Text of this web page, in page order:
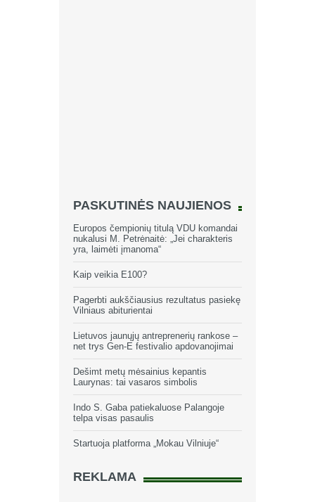
PASKUTINĖS NAUJIENOS
Europos čempionių titulą VDU komandai
nukalusi M. Petrėnaitė: „Jei charakteris
yra, laimėti įmanoma“
Kaip veikia E100?
Pagerbti aukščiausius rezultatus pasiekę
Vilniaus abiturientai
Lietuvos jaunųjų antreprenerių rankose –
net trys Gen-E festivalio apdovanojimai
Dešimt metų mėsainius kepantis
Laurynas: tai vasaros simbolis
Indo S. Gaba patiekaluose Palangoje
telpa visas pasaulis
Startuoja platforma „Mokau Vilniuje“
REKLAMA